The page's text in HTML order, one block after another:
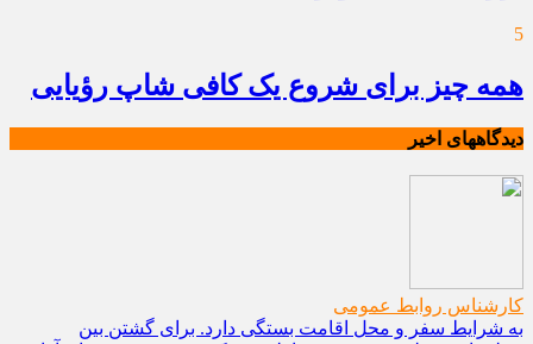
5
همه چیز برای شروع یک کافی شاپ رؤیایی
دیدگاههای اخیر
کارشناس روابط عمومی
به شرایط سفر و محل اقامت بستگی دارد. برای گشتن بین